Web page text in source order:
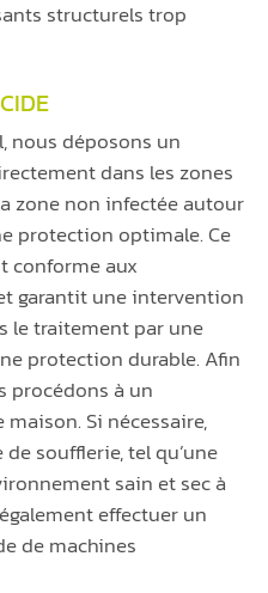
structurels trop
nous déposons un
dans les zones
zone non infectée autour
protection optimale. Ce
conforme aux
garantit une intervention
le traitement par une
protection durable. Afin
procédons à un
Si nécessaire,
soufflerie, tel qu’une
sain et sec à
effectuer un
de machines